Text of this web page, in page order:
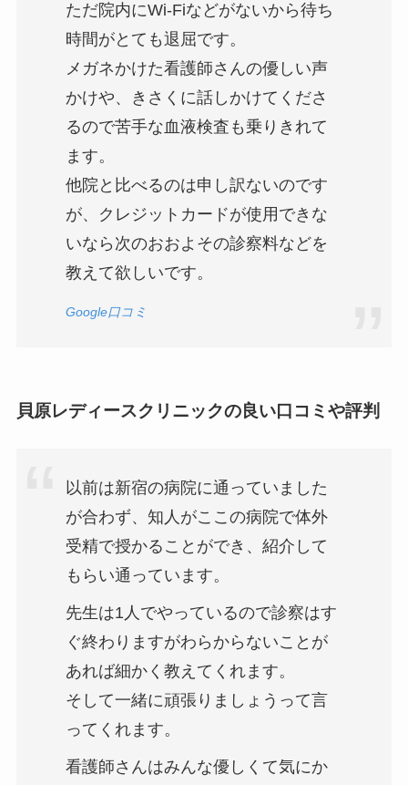
ただ院内にWi-Fiなどがないから待ち
時間がとても退屈です。
メガネかけた看護師さんの優しい声
かけや、きさくに話しかけてくださ
るので苦手な血液検査も乗りきれて
ます。
他院と比べるのは申し訳ないのです
が、クレジットカードが使用できな
いなら次のおおよその診察料などを
教えて欲しいです。
Google口コミ
貝原レディースクリニックの良い口コミや評判
以前は新宿の病院に通っていました
が合わず、知人がここの病院で体外
受精で授かることができ、紹介して
もらい通っています。
先生は1人でやっているので診察はす
ぐ終わりますがわらからないことが
あれば細かく教えてくれます。
そして一緒に頑張りましょうって言
ってくれます。
看護師さんはみんな優しくて気にか